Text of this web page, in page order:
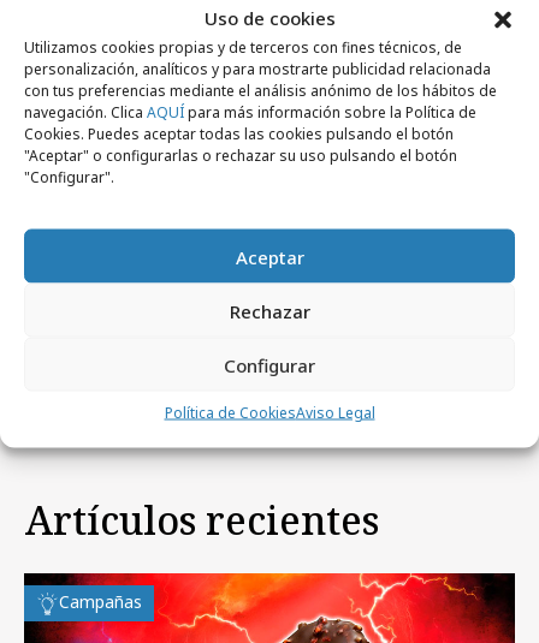
Uso de cookies
Utilizamos cookies propias y de terceros con fines técnicos, de
personalización, analíticos y para mostrarte publicidad relacionada
con tus preferencias mediante el análisis anónimo de los hábitos de
navegación. Clica AQUÍpara más información sobre la Política de
Cookies. Puedes aceptar todas las cookies pulsando el botón
"Aceptar" o configurarlas o rechazar su uso pulsando el botón
"Configurar".
Aceptar
Rechazar
Configurar
Política de CookiesAviso Legal
jueves, 19 de febrero 2026
Cristina García Rodero regresa al Carnaval
de Cádiz con Cruzcampo
Artículos recientes
Campañas